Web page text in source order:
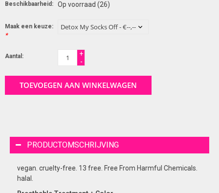
Beschikbaarheid: Op voorraad (26)
Maak een keuze:
*
Aantal:
+
-
TOEVOEGEN AAN WINKELWAGEN
PRODUCTOMSCHRIJVING
vegan. cruelty-free. 13 free. Free From Harmful Chemicals.
halal.